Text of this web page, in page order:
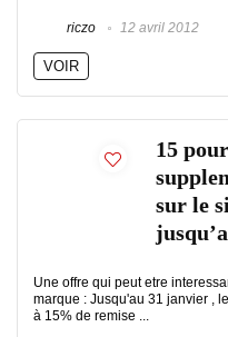
riczo 12 avril 2012
VOIR
15
sur le
Une offre qui peut etre
marque : Jusqu'au 31 janvier ,
à 15% de remise ...